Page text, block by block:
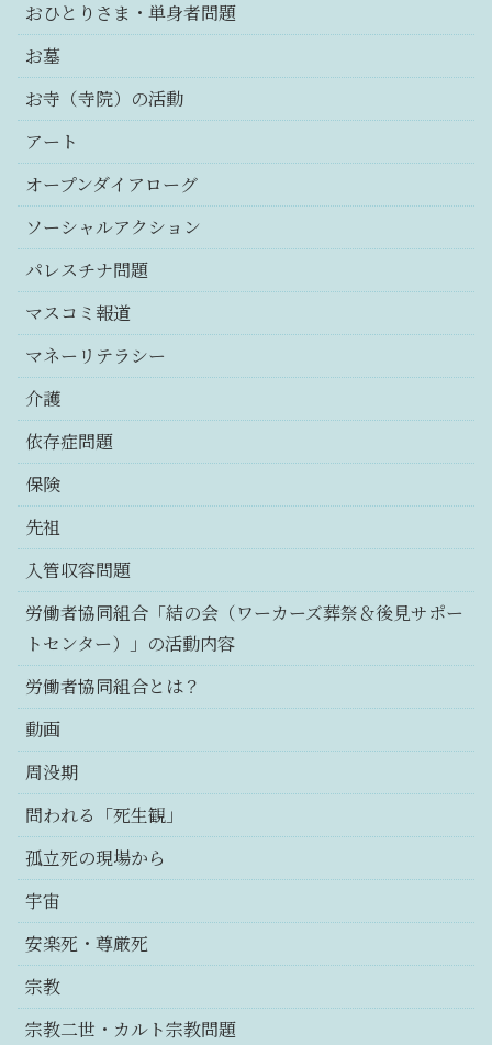
おひとりさま・単身者問題
お墓
お寺（寺院）の活動
アート
オープンダイアローグ
ソーシャルアクション
パレスチナ問題
マスコミ報道
マネーリテラシー
介護
依存症問題
保険
先祖
入管収容問題
労働者協同組合「結の会（ワーカーズ葬祭＆後見サポー
トセンター）」の活動内容
労働者協同組合とは？
動画
周没期
問われる「死生観」
孤立死の現場から
宇宙
安楽死・尊厳死
宗教
宗教二世・カルト宗教問題